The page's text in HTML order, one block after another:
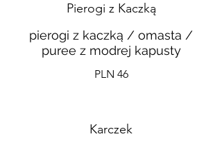
Pierogi z Kaczką
pierogi z kaczką / omasta /
puree z modrej kapusty
PLN 46
Karczek